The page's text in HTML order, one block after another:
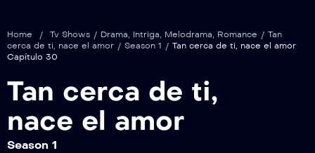
TCDTNEAEP35
Tan cerca de ti, nace el amor Capítulo 35
Tan cerca de ti, nace el amor Capítulo 36
TCDTNEAEP37
Home / Tv Shows / Drama, Intriga, Melodrama, Romance / Tan
cerca de ti, nace el amor / Season 1 / Tan cerca de ti, nace el amor
Capítulo 30
Tan cerca de ti,
nace el amor
Season 1